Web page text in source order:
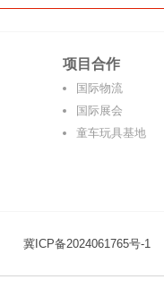
项目合作
国际物流
国际展会
童车玩具基地
冀ICP备2024061765号-1